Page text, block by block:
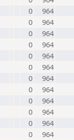
0
964
0
964
0
964
0
964
0
964
0
964
0
964
0
964
0
964
0
964
0
964
0
964